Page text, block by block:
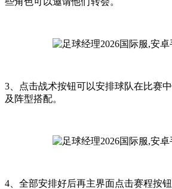
3、点击战术按钮可以安排球队在比赛
及阵型搭配。
4、全部安排好后再主界面点击赛程按钮